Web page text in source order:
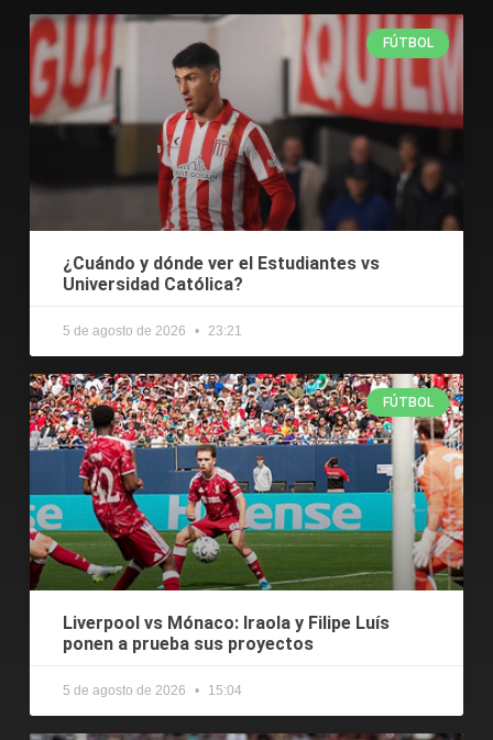
FÚTBOL
¿Cuándo y dónde ver el Estudiantes vs
Universidad Católica?
5 de agosto de 2026 23:21
FÚTBOL
Liverpool vs Mónaco: Iraola y Filipe Luís
ponen a prueba sus proyectos
5 de agosto de 2026 15:04